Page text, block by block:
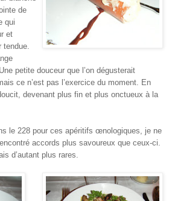
de
qui
et
tendue.
petite douceur que l’on dégusterait
ce n’est pas l’exercice du moment. En
devenant plus fin et plus onctueux à la
le 228 pour ces apéritifs œnologiques, je ne
accords plus savoureux que ceux-ci.
d’autant plus rares.